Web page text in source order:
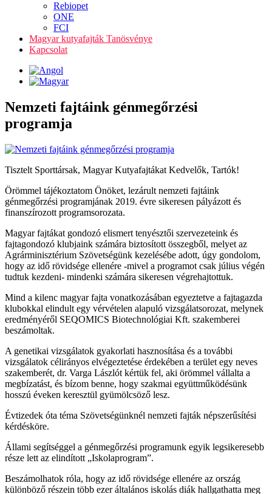
Rebiopet
ONE
FCI
Magyar kutyafajták Tanösvénye
Kapcsolat
Nemzeti fajtáink génmegőrzési
programja
Tisztelt Sporttársak, Magyar Kutyafajtákat Kedvelők, Tartók!
Örömmel tájékoztatom Önöket, lezárult nemzeti fajtáink
génmegőrzési programjának 2019. évre sikeresen pályázott és
finanszírozott programsorozata.
Magyar fajtákat gondozó elismert tenyésztői szervezeteink és
fajtagondozó klubjaink számára biztosított összegből, melyet az
Agrárminisztérium Szövetségünk kezelésébe adott, úgy gondolom,
hogy az idő rövidsége ellenére -mivel a programot csak július végén
tudtuk kezdeni- mindenki számára sikeresen végrehajtottuk.
Mind a kilenc magyar fajta vonatkozásában egyeztetve a fajtagazda
klubokkal elindult egy vérvételen alapuló vizsgálatsorozat, melynek
eredményéről SEQOMICS Biotechnológiai Kft. szakemberei
beszámoltak.
A genetikai vizsgálatok gyakorlati hasznosítása és a további
vizsgálatok célirányos elvégeztetése érdekében a terület egy neves
szakemberét, dr. Varga Lászlót kértük fel, aki örömmel vállalta a
megbízatást, és bízom benne, hogy szakmai együttműködésünk
hosszú éveken keresztül gyümölcsöző lesz.
Évtizedek óta téma Szövetségünknél nemzeti fajták népszerűsítési
kérdésköre.
Állami segítséggel a génmegőrzési programunk egyik legsikeresebb
része lett az elindított „Iskolaprogram”.
Beszámolhatok róla, hogy az idő rövidsége ellenére az ország
különböző részein több ezer általános iskolás diák hallgathatta meg